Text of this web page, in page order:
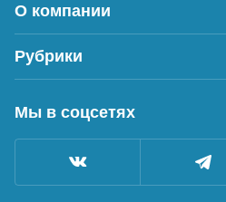
О компании
Рубрики
Мы в соцсетях